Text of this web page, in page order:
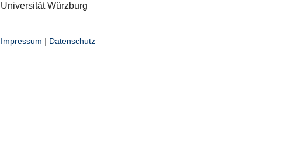
Universität Würzburg
Impressum | Datenschutz